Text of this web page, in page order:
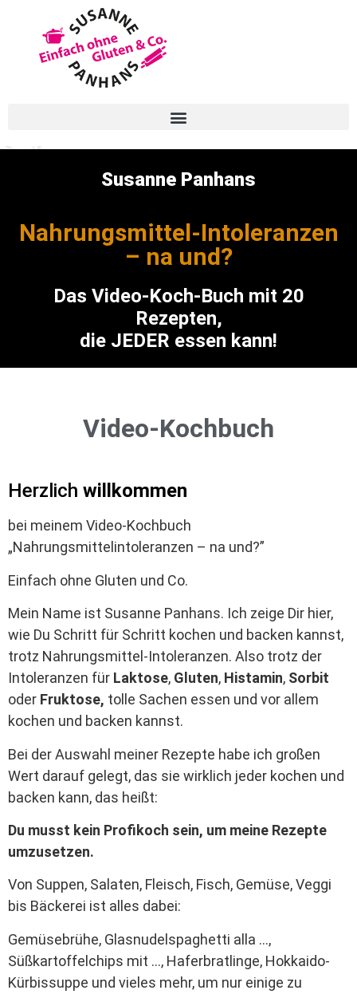
Video-Kochkurs
Susanne Panhans
Nahrungsmittel-Intoleranzen
– na und?
Das Video-Koch-Buch mit 20
Rezepten,
die JEDER essen kann!
Video-Kochbuch
Herzlich willkommen
bei meinem Video-Kochbuch
„Nahrungsmittelintoleranzen – na und?”
Einfach ohne Gluten und Co.
Mein Name ist Susanne Panhans. Ich zeige Dir hier,
wie Du Schritt für Schritt kochen und backen kannst,
trotz Nahrungsmittel-Intoleranzen. Also trotz der
Intoleranzen für Laktose, Gluten, Histamin, Sorbit
oder Fruktose, tolle Sachen essen und vor allem
kochen und backen kannst.
Bei der Auswahl meiner Rezepte habe ich großen
Wert darauf gelegt, das sie wirklich jeder kochen und
backen kann, das heißt:
Du musst kein Profikoch sein, um meine Rezepte
umzusetzen.
Von Suppen, Salaten, Fleisch, Fisch, Gemüse, Veggi
bis Bäckerei ist alles dabei:
Gemüsebrühe, Glasnudelspaghetti alla …,
Süßkartoffelchips mit …, Haferbratlinge, Hokkaido-
Kürbissuppe und vieles mehr, um nur einige zu